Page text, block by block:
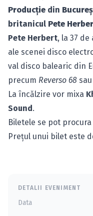
Producţie din
britanicul Pete
Pete Herbert, la 37
ale scenei disco
val disco balearic din
precum Reverso 68 sau
La încălzire vor mixa
Sound.
Biletele se pot
Preţul unui bilet este
DETALII EVENIMENT
Data